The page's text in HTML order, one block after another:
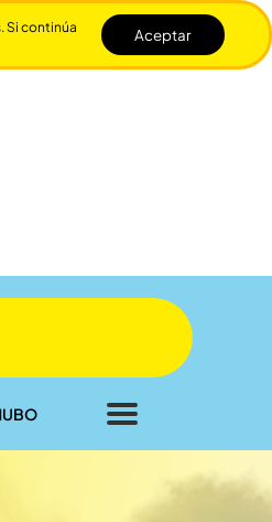
Cerrar
Si continúa
Aceptar